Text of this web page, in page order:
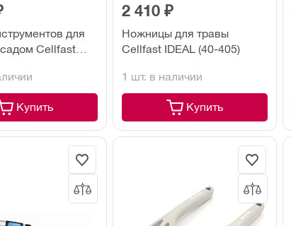
для
Cellfast
Купить
2 410 ₽
Ножницы для травы
Cellfast IDEAL (40-405)
1 шт. в наличии
Купить